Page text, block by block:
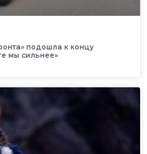
подошла к концу
мы сильнее»